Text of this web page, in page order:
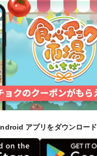
アプリをダウンロード